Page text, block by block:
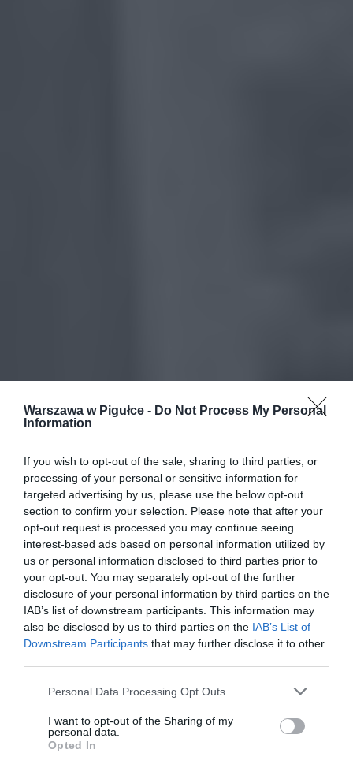
Warszawa w Pigułce - Do Not Process My Personal
Information
If you wish to opt-out of the sale, sharing to third parties, or
processing of your personal or sensitive information for
targeted advertising by us, please use the below opt-out
section to confirm your selection. Please note that after your
opt-out request is processed you may continue seeing
interest-based ads based on personal information utilized by
us or personal information disclosed to third parties prior to
your opt-out. You may separately opt-out of the further
disclosure of your personal information by third parties on the
IAB’s list of downstream participants. This information may
also be disclosed by us to third parties on the IAB’s List of
Downstream Participants that may further disclose it to other
Personal Data Processing Opt Outs
I want to opt-out of the Sharing of my
personal data.
Opted In